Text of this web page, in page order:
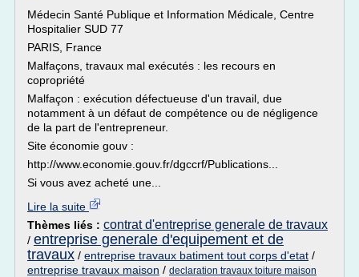
Médecin Santé Publique et Information Médicale, Centre
Hospitalier SUD 77
PARIS, France
Malfaçons, travaux mal exécutés : les recours en
copropriété
Malfaçon : exécution défectueuse d'un travail, due
notamment à un défaut de compétence ou de négligence
de la part de l'entrepreneur.
Site économie gouv :
http://www.economie.gouv.fr/dgccrf/Publications...
Si vous avez acheté une...
Lire la suite
Thèmes liés : contrat d'entreprise generale de travaux
/ entreprise generale d'equipement et de
travaux / entreprise travaux batiment tout corps d'etat /
entreprise travaux maison / declaration travaux toiture maison